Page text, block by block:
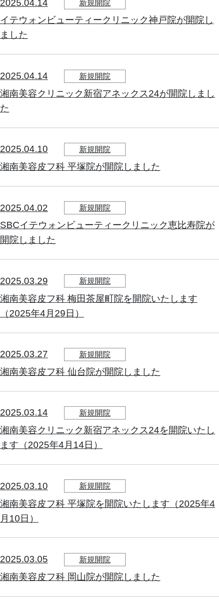
2025.04.14 新規開院
イテウォンビューティークリニック神戸院が開院し
ました
2025.04.14 新規開院
湘南美容クリニック新宿アネックス24が開院しまし
た
2025.04.10 新規開院
湘南美容皮フ科 平塚院が開院しました
2025.04.02 新規開院
SBCイテウォンビューティークリニック恵比寿院が
開院しました
2025.03.29 新規開院
湘南美容皮フ科 梅田茶屋町院を開院いたします
（2025年4月29日）
2025.03.27 新規開院
湘南美容皮フ科 仙台院が開院しました
2025.03.14 新規開院
湘南美容クリニック新宿アネックス24を開院いたし
ます（2025年4月14日）
2025.03.10 新規開院
湘南美容皮フ科 平塚院を開院いたします（2025年4
月10日）
2025.03.05 新規開院
湘南美容皮フ科 岡山院が開院しました